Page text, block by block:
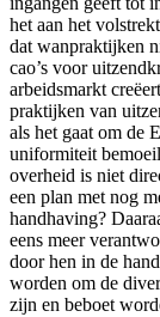
het aan het
dat wanpraktijken
cao’s voor
arbeidsmarkt
praktijken van
als het gaat om de
uniformiteit
overheid is niet
een plan met nog
handhaving?
eens meer
door hen in de
worden om de
zijn en beboet